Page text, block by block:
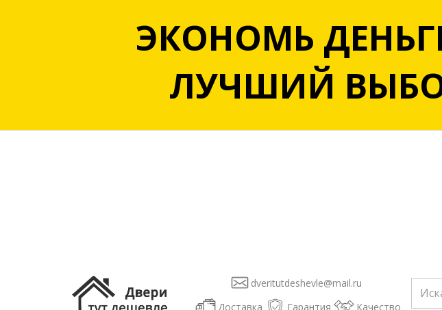
ЭКОНОМЬ
ЛУЧШИЙ
dveritutdeshevle@mail.ru
Доставка
Гарантия Качество